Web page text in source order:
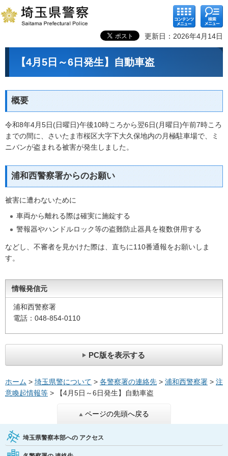
コンテ
ンツメ
ニュー
検索メ
ニュー
更新日：2026年4月14日
【4月5日～6日発生】自動車盗
概要
令和8年4月5日(日曜日)午後10時ころから翌6日(月曜日)午前7時ころ
までの間に、さいたま市桜区大字下大久保地内の月極駐車場で、ミ
ニバンが盗まれる被害が発生しました。
浦和西警察署からのお願い
被害に遭わないために
車両から離れる際は確実に施錠する
警報器やハンドルロック等の盗難防止器具を複数併用する
などし、不審者を見かけた際は、直ちに110番通報をお願いしま
す。
情報発信元
浦和西警察署
電話：048-854-0110
PC版を表示する
ホーム > 埼玉県警について > 各警察署の連絡先 > 浦和西警察署 > 注
意喚起情報等 > 【4月5日～6日発生】自動車盗
ページの先頭へ戻る
埼玉県警察本部への アクセス